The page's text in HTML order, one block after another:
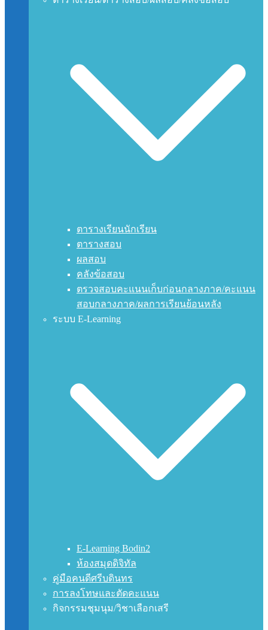
ตารางเรียนนักเรียน
ตารางสอบ
ผลสอบ
คลังข้อสอบ
ตรวจสอบคะแนนเก็บก่อนกลางภาค/คะแนน
สอบกลางภาค/ผลการเรียนย้อนหลัง
ระบบ E-Learning
E-Learning Bodin2
ห้องสมุดดิจิทัล
คู่มือคนดีศรีบดินทร
การลงโทษและตัดคะแนน
กิจกรรมชุมนุม/วิชาเลือกเสรี